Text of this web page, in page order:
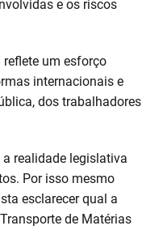
e os riscos
um esforço
internacionais e
dos trabalhadores
realidade legislativa
Por isso mesmo
esclarecer qual a
de Matérias